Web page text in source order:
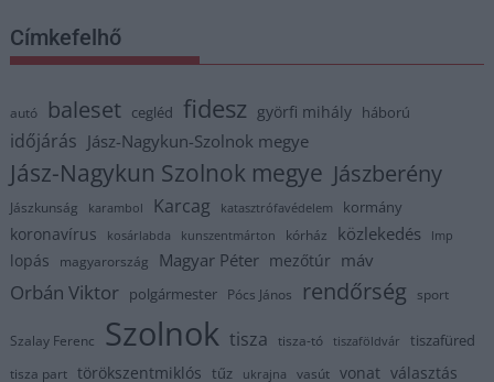
Címkefelhő
autó baleset cegléd fidesz györfi mihály háború
időjárás Jász-Nagykun-Szolnok megye
Jász-Nagykun Szolnok megye Jászberény
Jászkunság karambol Karcag katasztrófavédelem kormány
koronavírus kosárlabda kunszentmárton kórház közlekedés lmp
lopás magyarország Magyar Péter mezőtúr máv
Orbán Viktor polgármester Pócs János rendőrség sport
Szalay Ferenc Szolnok tisza tisza-tó tiszaföldvár tiszafüred
tisza part törökszentmiklós tűz ukrajna vasút vonat választás